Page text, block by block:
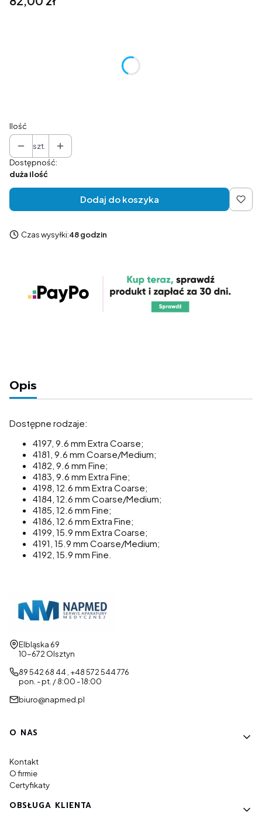
Ilość
szt.
Dostępność:
duża ilość
Dodaj do koszyka
Czas wysyłki:48 godzin
Opis
Dostępne rodzaje:
4197, 9.6 mm Extra Coarse;
4181, 9.6 mm Coarse/Medium;
4182, 9.6 mm Fine;
4183, 9.6 mm Extra Fine;
4198, 12.6 mm Extra Coarse;
4184, 12.6 mm Coarse/Medium;
4185, 12.6 mm Fine;
4186, 12.6 mm Extra Fine;
4199, 15.9 mm Extra Coarse;
4191, 15.9 mm Coarse/Medium;
4192, 15.9 mm Fine.
Adres:
Elbląska 69
10-672 Olsztyn
89 542 68 44 , +48 572 544 776
pon. - pt. / 8:00 - 18:00
biuro@napmed.pl
Linki w stopce
O NAS
Kontakt
O firmie
Certyfikaty
OBSŁUGA KLIENTA